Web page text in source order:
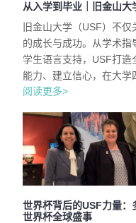
从入学到毕业｜旧金山
旧金山大学（USF）不
的成长与成功。从学术
学生语言支持，USF打
能力、建立信心，在大学
阅读更多>
世界杯背后的USF力量
世界杯全球盛事